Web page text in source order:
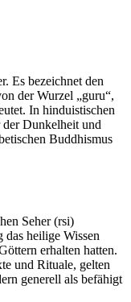
Es bezeichnet den
der Wurzel „guru“,
In hinduistischen
Dunkelheit und
Buddhismus
Seher (rsi)
das heilige Wissen
erhalten hatten.
und Rituale, gelten
generell als befähigt